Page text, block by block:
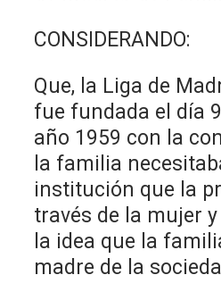
CONSIDERANDO:
Que, la Liga de
fue fundada el día
año 1959 con la
la familia
institución que la
través de la mujer
la idea que la
madre de la